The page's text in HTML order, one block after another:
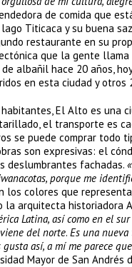
de comida que
Titicaca y su buena
restaurante en su
que la gente
albañil hace 20 años,
en esta ciudad y otros
El Alto es una
el transporte es
se puede comprar todo
son expresivas: el
deslumbrantes fachadas.
porque me
los colores que
la arquitecta historiadora
Latina, así como en el
del norte. Es una
gusta así, a mí me parece
Mayor de San Andrés